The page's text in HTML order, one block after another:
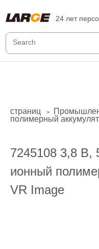
24 лет
страниц >
полимерный
7245108 3,8 В,
ионный
VR Image